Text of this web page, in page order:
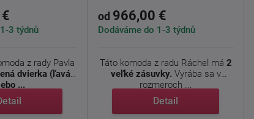
3 týdnů
z rady Pavla
dvierka (ľavá
...
od 966,00 €
Dodáváme do 1-3 týdnů
Táto komoda z radu Ráchel má 2
veľké zásuvky. Vyrába sa v
rozmeroch ...
Detail